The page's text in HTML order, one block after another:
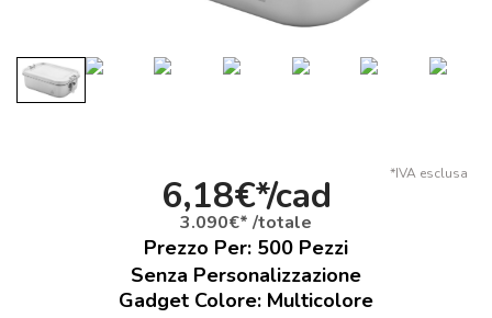
*IVA esclusa
6,18€*/cad
3.090€* /totale
Prezzo Per: 500 Pezzi
Senza Personalizzazione
Gadget Colore: Multicolore